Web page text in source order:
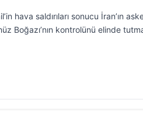
hava saldırıları sonucu İran’ın
Boğazı’nın kontrolünü elinde